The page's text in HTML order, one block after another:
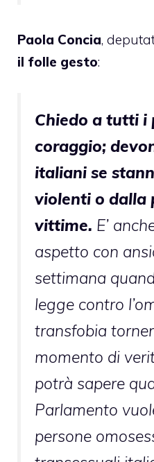
Paola Concia,
il folle gesto:
Chiedo a tutti i
coraggio;
italiani se
violenti o dalla
vittime. E’
aspetto con
settimana
legge contro
transfobia
momento di
potrà sapere
Parlamento
persone